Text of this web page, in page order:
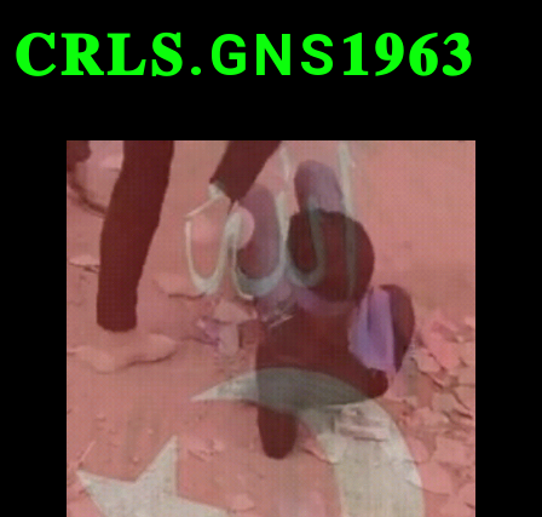
𝐂𝐑𝐋𝐒.GNS𝟏𝟗𝟔𝟑